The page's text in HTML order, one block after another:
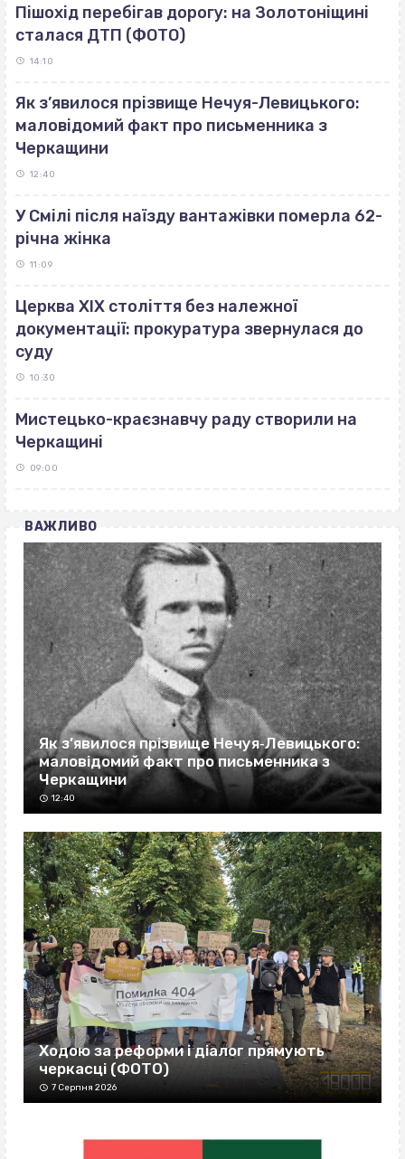
Пішохід перебігав дорогу: на Золотоніщині
сталася ДТП (ФОТО)
14:10
Як з’явилося прізвище Нечуя-Левицького:
маловідомий факт про письменника з
Черкащини
12:40
У Смілі після наїзду вантажівки померла 62-
річна жінка
11:09
Церква ХІХ століття без належної
документації: прокуратура звернулася до
суду
10:30
Мистецько-краєзнавчу раду створили на
Черкащині
09:00
ВАЖЛИВО
Як з’явилося прізвище Нечуя‐Левицького:
маловідомий факт про письменника з
Черкащини
12:40
Ходою за реформи і діалог прямують
черкасці (ФОТО)
7 Серпня 2026